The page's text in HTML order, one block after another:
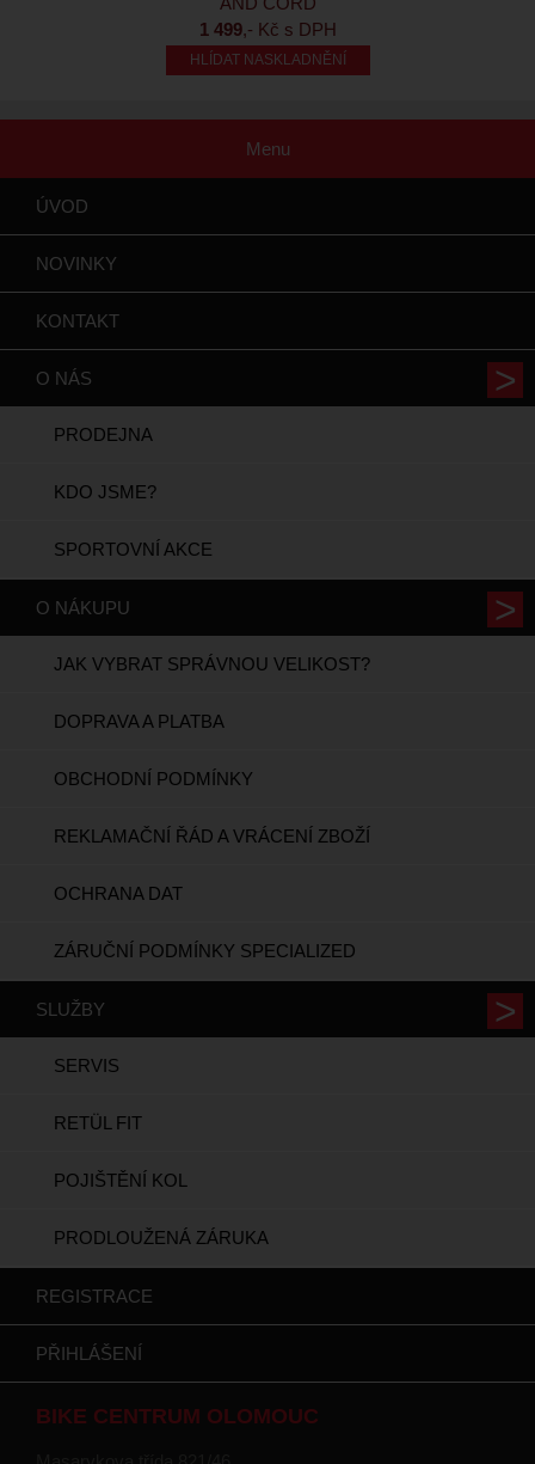
1 499,- Kč s DPH
HLÍDAT NASKLADNĚNÍ
Menu
ÚVOD
NOVINKY
KONTAKT
O NÁS
PRODEJNA
KDO JSME?
SPORTOVNÍ AKCE
O NÁKUPU
JAK VYBRAT SPRÁVNOU VELIKOST?
DOPRAVA A PLATBA
OBCHODNÍ PODMÍNKY
REKLAMAČNÍ ŘÁD A VRÁCENÍ ZBOŽÍ
OCHRANA DAT
ZÁRUČNÍ PODMÍNKY SPECIALIZED
SLUŽBY
SERVIS
RETÜL FIT
POJIŠTĚNÍ KOL
PRODLOUŽENÁ ZÁRUKA
REGISTRACE
PŘIHLÁŠENÍ
BIKE CENTRUM OLOMOUC